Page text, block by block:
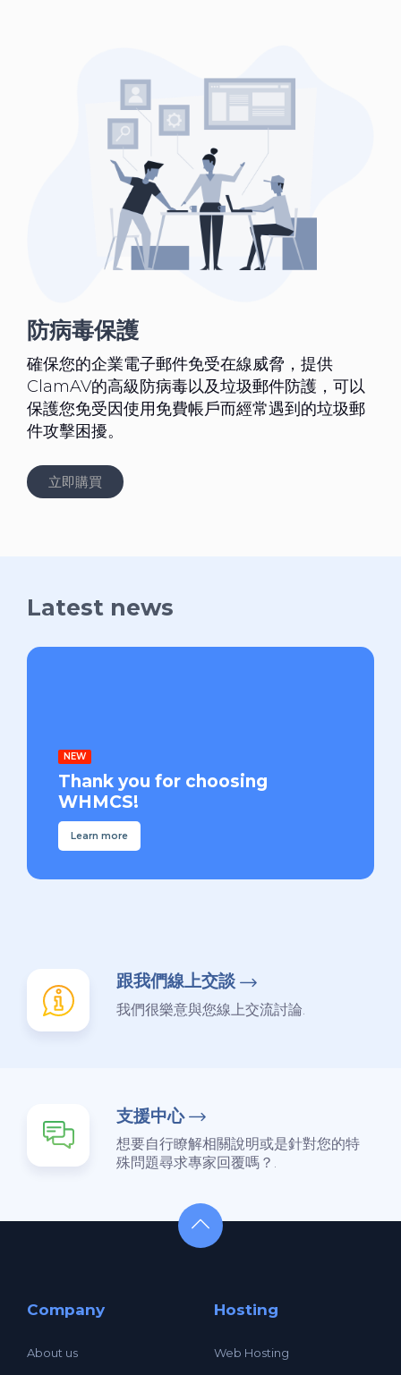
防病毒保護
確保您的企業電子郵件免受在線威脅，提供
ClamAV的高級防病毒以及垃圾郵件防護，可以
保護您免受因使用免費帳戶而經常遇到的垃圾郵
件攻擊困擾。
立即購買
Latest news
NEW
Thank you for choosing
WHMCS!
Learn more
跟我們線上交談
我們很樂意與您線上交流討論.
支援中心
想要自行瞭解相關說明或是針對您的特
殊問題尋求專家回覆嗎？.
Company
About us
Hosting
Web Hosting